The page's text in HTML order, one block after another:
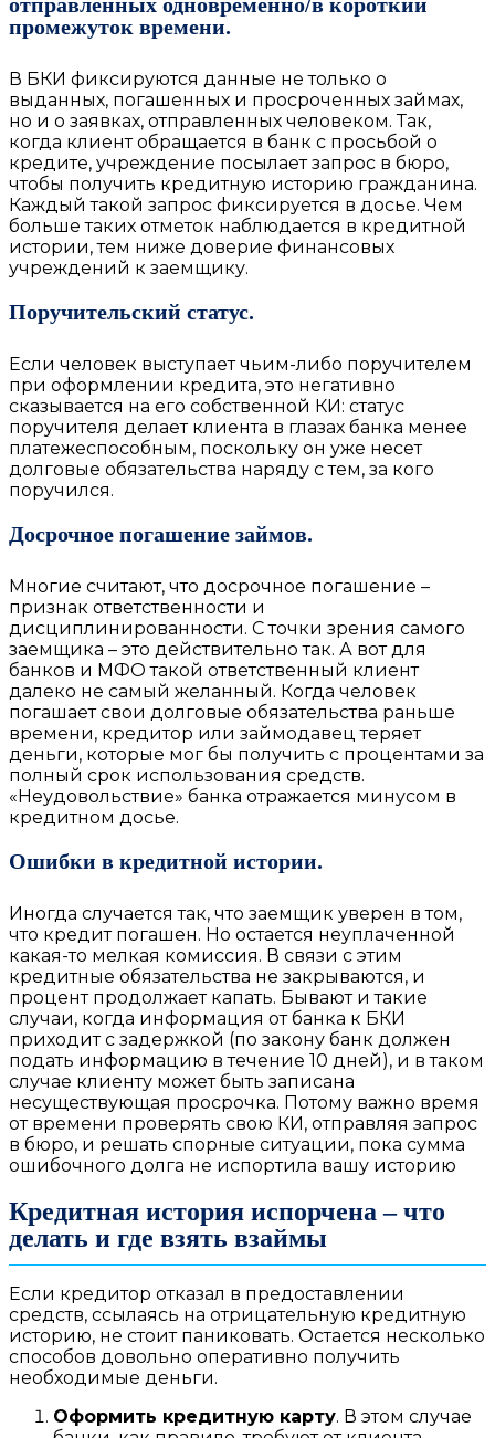
промежуток времени.
В БКИ фиксируются данные не только о
выданных, погашенных и просроченных займах,
но и о заявках, отправленных человеком. Так,
когда клиент обращается в банк с просьбой о
кредите, учреждение посылает запрос в бюро,
чтобы получить кредитную историю гражданина.
Каждый такой запрос фиксируется в досье. Чем
больше таких отметок наблюдается в кредитной
истории, тем ниже доверие финансовых
учреждений к заемщику.
Поручительский статус.
Если человек выступает чьим-либо поручителем
при оформлении кредита, это негативно
сказывается на его собственной КИ: статус
поручителя делает клиента в глазах банка менее
платежеспособным, поскольку он уже несет
долговые обязательства наряду с тем, за кого
поручился.
Досрочное погашение займов.
Многие считают, что досрочное погашение –
признак ответственности и
дисциплинированности. С точки зрения самого
заемщика – это действительно так. А вот для
банков и МФО такой ответственный клиент
далеко не самый желанный. Когда человек
погашает свои долговые обязательства раньше
времени, кредитор или займодавец теряет
деньги, которые мог бы получить с процентами за
полный срок использования средств.
«Неудовольствие» банка отражается минусом в
кредитном досье.
Ошибки в кредитной истории.
Иногда случается так, что заемщик уверен в том,
что кредит погашен. Но остается неуплаченной
какая-то мелкая комиссия. В связи с этим
кредитные обязательства не закрываются, и
процент продолжает капать. Бывают и такие
случаи, когда информация от банка к БКИ
приходит с задержкой (по закону банк должен
подать информацию в течение 10 дней), и в таком
случае клиенту может быть записана
несуществующая просрочка. Потому важно время
от времени проверять свою КИ, отправляя запрос
в бюро, и решать спорные ситуации, пока сумма
ошибочного долга не испортила вашу историю
Кредитная история испорчена – что
делать и где взять взаймы
Если кредитор отказал в предоставлении
средств, ссылаясь на отрицательную кредитную
историю, не стоит паниковать. Остается несколько
способов довольно оперативно получить
необходимые деньги.
Оформить кредитную карту. В этом случае